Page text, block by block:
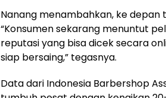
Nanang menambahkan, ke
“Konsumen sekarang menuntut
reputasi yang bisa dicek secara
siap bersaing,” tegasnya.
Data dari Indonesia Barbershop